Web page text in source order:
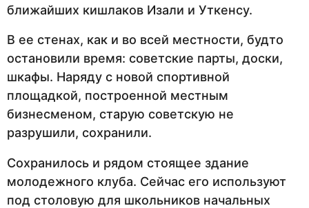
ближайших кишлаков Изали и Уткенсу.
В ее стенах, как и во всей местности, будто
остановили время: советские парты, доски,
шкафы. Наряду с новой спортивной
площадкой, построенной местным
бизнесменом, старую советскую не
разрушили, сохранили.
Сохранилось и рядом стоящее здание
молодежного клуба. Сейчас его используют
под столовую для школьников начальных